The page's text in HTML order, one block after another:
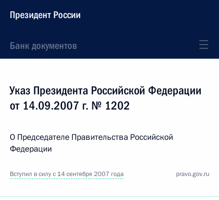
Президент России
Банк документов
Указ Президента Российской Федерации
от 14.09.2007 г. № 1202
О Председателе Правительства Российской
Федерации
Вступил в силу с 14 сентября 2007 года pravo.gov.ru